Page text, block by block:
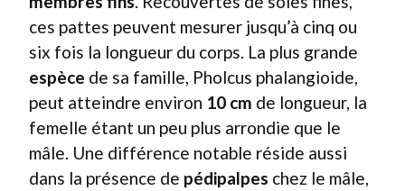
ces pattes peuvent mesurer jusqu’à cinq ou
six fois la longueur du corps. La plus grande
espèce de sa famille, Pholcus phalangioide,
peut atteindre environ 10 cm de longueur, la
femelle étant un peu plus arrondie que le
mâle. Une différence notable réside aussi
dans la présence de pédipalpes chez le mâle,